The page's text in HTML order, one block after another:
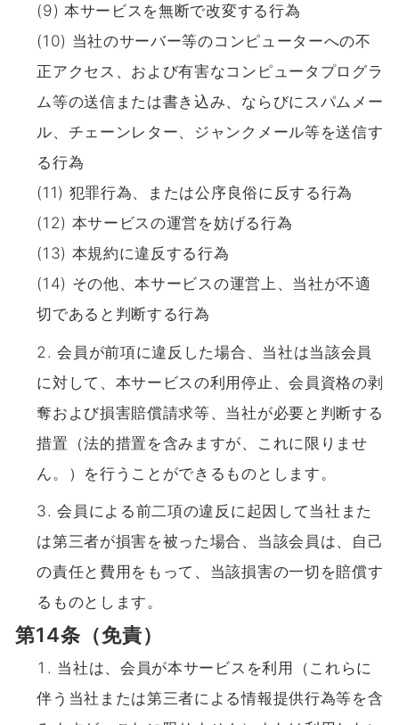
(9) 本サービスを無断で改変する行為
(10) 当社のサーバー等のコンピューターへの不
正アクセス、および有害なコンピュータプログラ
ム等の送信または書き込み、ならびにスパムメー
ル、チェーンレター、ジャンクメール等を送信す
る行為
(11) 犯罪行為、または公序良俗に反する行為
(12) 本サービスの運営を妨げる行為
(13) 本規約に違反する行為
(14) その他、本サービスの運営上、当社が不適
切であると判断する行為
会員が前項に違反した場合、当社は当該会員
に対して、本サービスの利用停止、会員資格の剥
奪および損害賠償請求等、当社が必要と判断する
措置（法的措置を含みますが、これに限りませ
ん。）を行うことができるものとします。
会員による前二項の違反に起因して当社また
は第三者が損害を被った場合、当該会員は、自己
の責任と費用をもって、当該損害の一切を賠償す
るものとします。
第14条（免責）
当社は、会員が本サービスを利用（これらに
伴う当社または第三者による情報提供行為等を含